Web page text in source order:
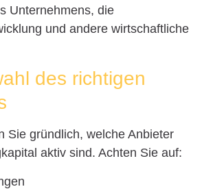
Unternehmens, die
und andere wirtschaftliche
des richtigen
Sie gründlich, welche Anbieter
aktiv sind. Achten Sie auf: